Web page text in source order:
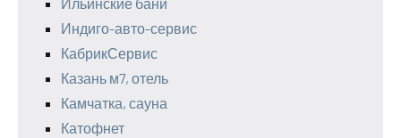
Ильинские бани
Индиго-авто-сервис
КабрикСервис
Казань м7, отель
Камчатка, сауна
Катофнет